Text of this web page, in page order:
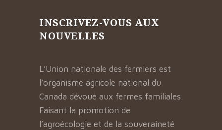
INSCRIVEZ-VOUS AUX
NOUVELLES
L’Union nationale des fermiers est
l’organisme agricole national du
Canada dévoué aux fermes familiales.
Faisant la promotion de
l’agroécologie et de la souveraineté